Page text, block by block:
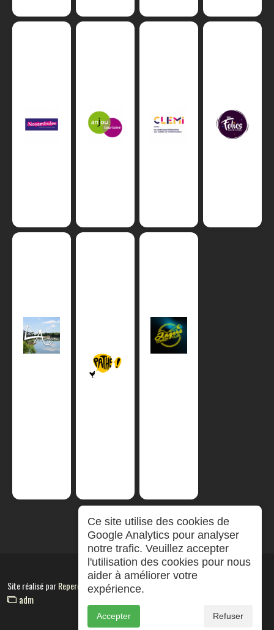
Site réalisé parRepereCom
adm
Ce site utilise des cookies de
Google Analytics pour analyser
notre trafic. Veuillez accepter
l'utilisation des cookies pour nous
aider à améliorer votre
expérience.
Accepter Refuser